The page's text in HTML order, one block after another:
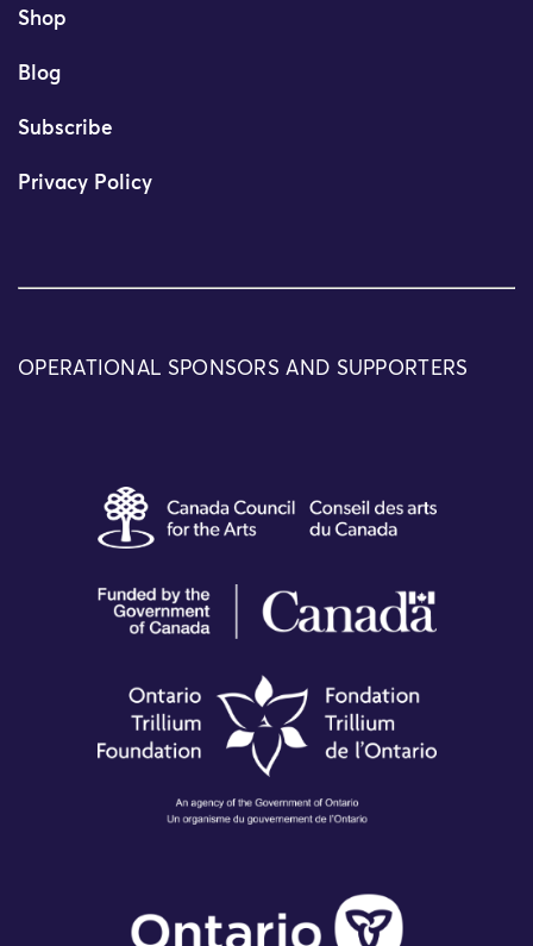
Shop
Blog
Subscribe
Privacy Policy
OPERATIONAL SPONSORS AND SUPPORTERS